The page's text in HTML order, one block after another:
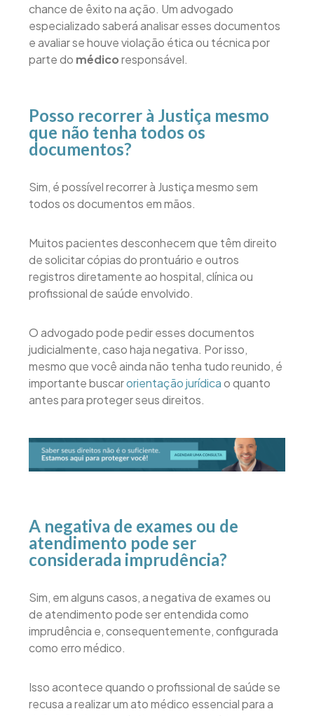
chance de êxito na ação. Um advogado
especializado saberá analisar esses documentos
e avaliar se houve violação ética ou técnica por
parte do médicoresponsável.
Posso recorrer à Justiça mesmo
que não tenha todos os
documentos?
Sim, é possível recorrer à Justiça mesmo sem
todos os documentos em mãos.
Muitos pacientes desconhecem que têm direito
de solicitar cópias do prontuário e outros
registros diretamente ao hospital, clínica ou
profissional de saúde envolvido.
O advogado pode pedir esses documentos
judicialmente, caso haja negativa. Por isso,
mesmo que você ainda não tenha tudo reunido, é
importante buscarorientação jurídicao quanto
antes para proteger seus direitos.
A negativa de exames ou de
atendimento pode ser
considerada imprudência?
Sim, em alguns casos, a negativa de exames ou
de atendimento pode ser entendida como
imprudência e, consequentemente, configurada
como erro médico.
Isso acontece quando o profissional de saúde se
recusa a realizar um ato médico essencial para a